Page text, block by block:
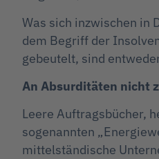
Was sich inzwischen in
dem Begriff der
gebeutelt, sind
An Absurditäten nicht
Leere Auftragsbücher,
sogenannten
mittelständische